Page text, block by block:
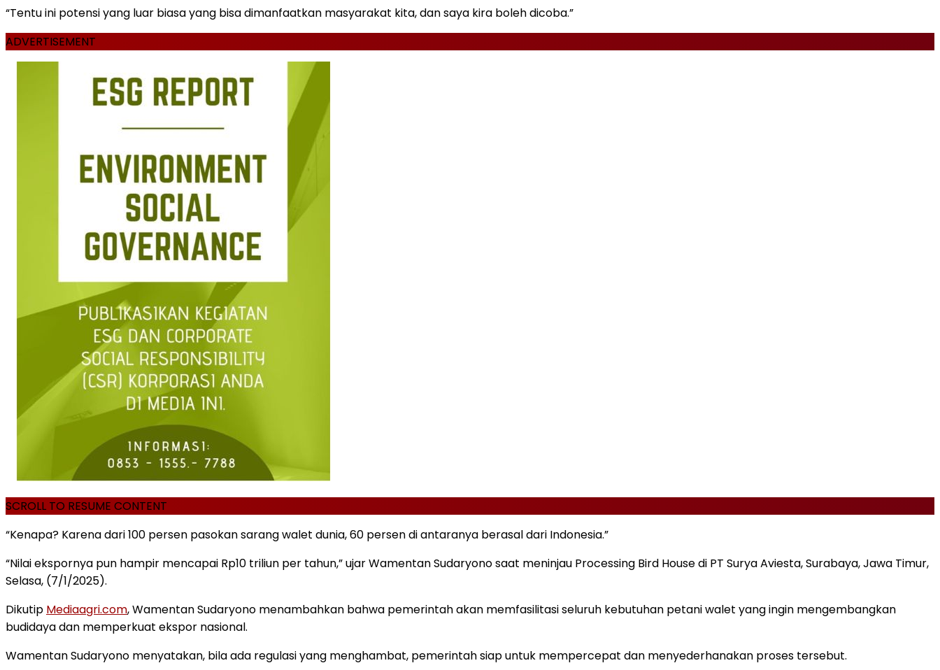
“Tentu ini potensi yang luar biasa yang bisa dimanfaatkan masyarakat kita, dan saya kira boleh dicoba.”
ADVERTISEMENT
SCROLL TO RESUME CONTENT
“Kenapa? Karena dari 100 persen pasokan sarang walet dunia, 60 persen di antaranya berasal dari Indonesia.”
“Nilai ekspornya pun hampir mencapai Rp10 triliun per tahun,” ujar Wamentan Sudaryono saat meninjau Processing Bird House di PT Surya Aviesta, Surabaya, Jawa Timur,
Selasa, (7/1/2025).
Dikutip Mediaagri.com, Wamentan Sudaryono menambahkan bahwa pemerintah akan memfasilitasi seluruh kebutuhan petani walet yang ingin mengembangkan
budidaya dan memperkuat ekspor nasional.
Wamentan Sudaryono menyatakan, bila ada regulasi yang menghambat, pemerintah siap untuk mempercepat dan menyederhanakan proses tersebut.